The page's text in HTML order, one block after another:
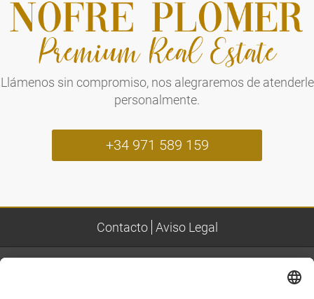
Llámenos sin compromiso, nos alegraremos de atenderle
personalmente.
+34 971 589 159
Contacto Aviso Legal